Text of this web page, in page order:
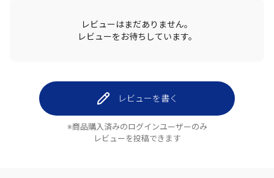
レビューはまだありません。
レビューをお待ちしています。
レビューを書く
※商品購入済みのログインユーザーのみ
レビューを投稿できます